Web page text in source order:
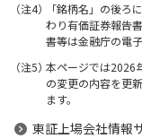
「銘柄名」の後
わり有価証券報告
書等は金融庁の電
本ページでは2026
の変更の内容を更
ます。
東証上場会社情報